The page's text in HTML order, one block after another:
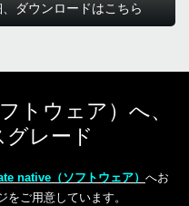
ダウンロードはこちら
トウェア）へ、
レード
native（ソフトウェア） へお
ご用意しています。